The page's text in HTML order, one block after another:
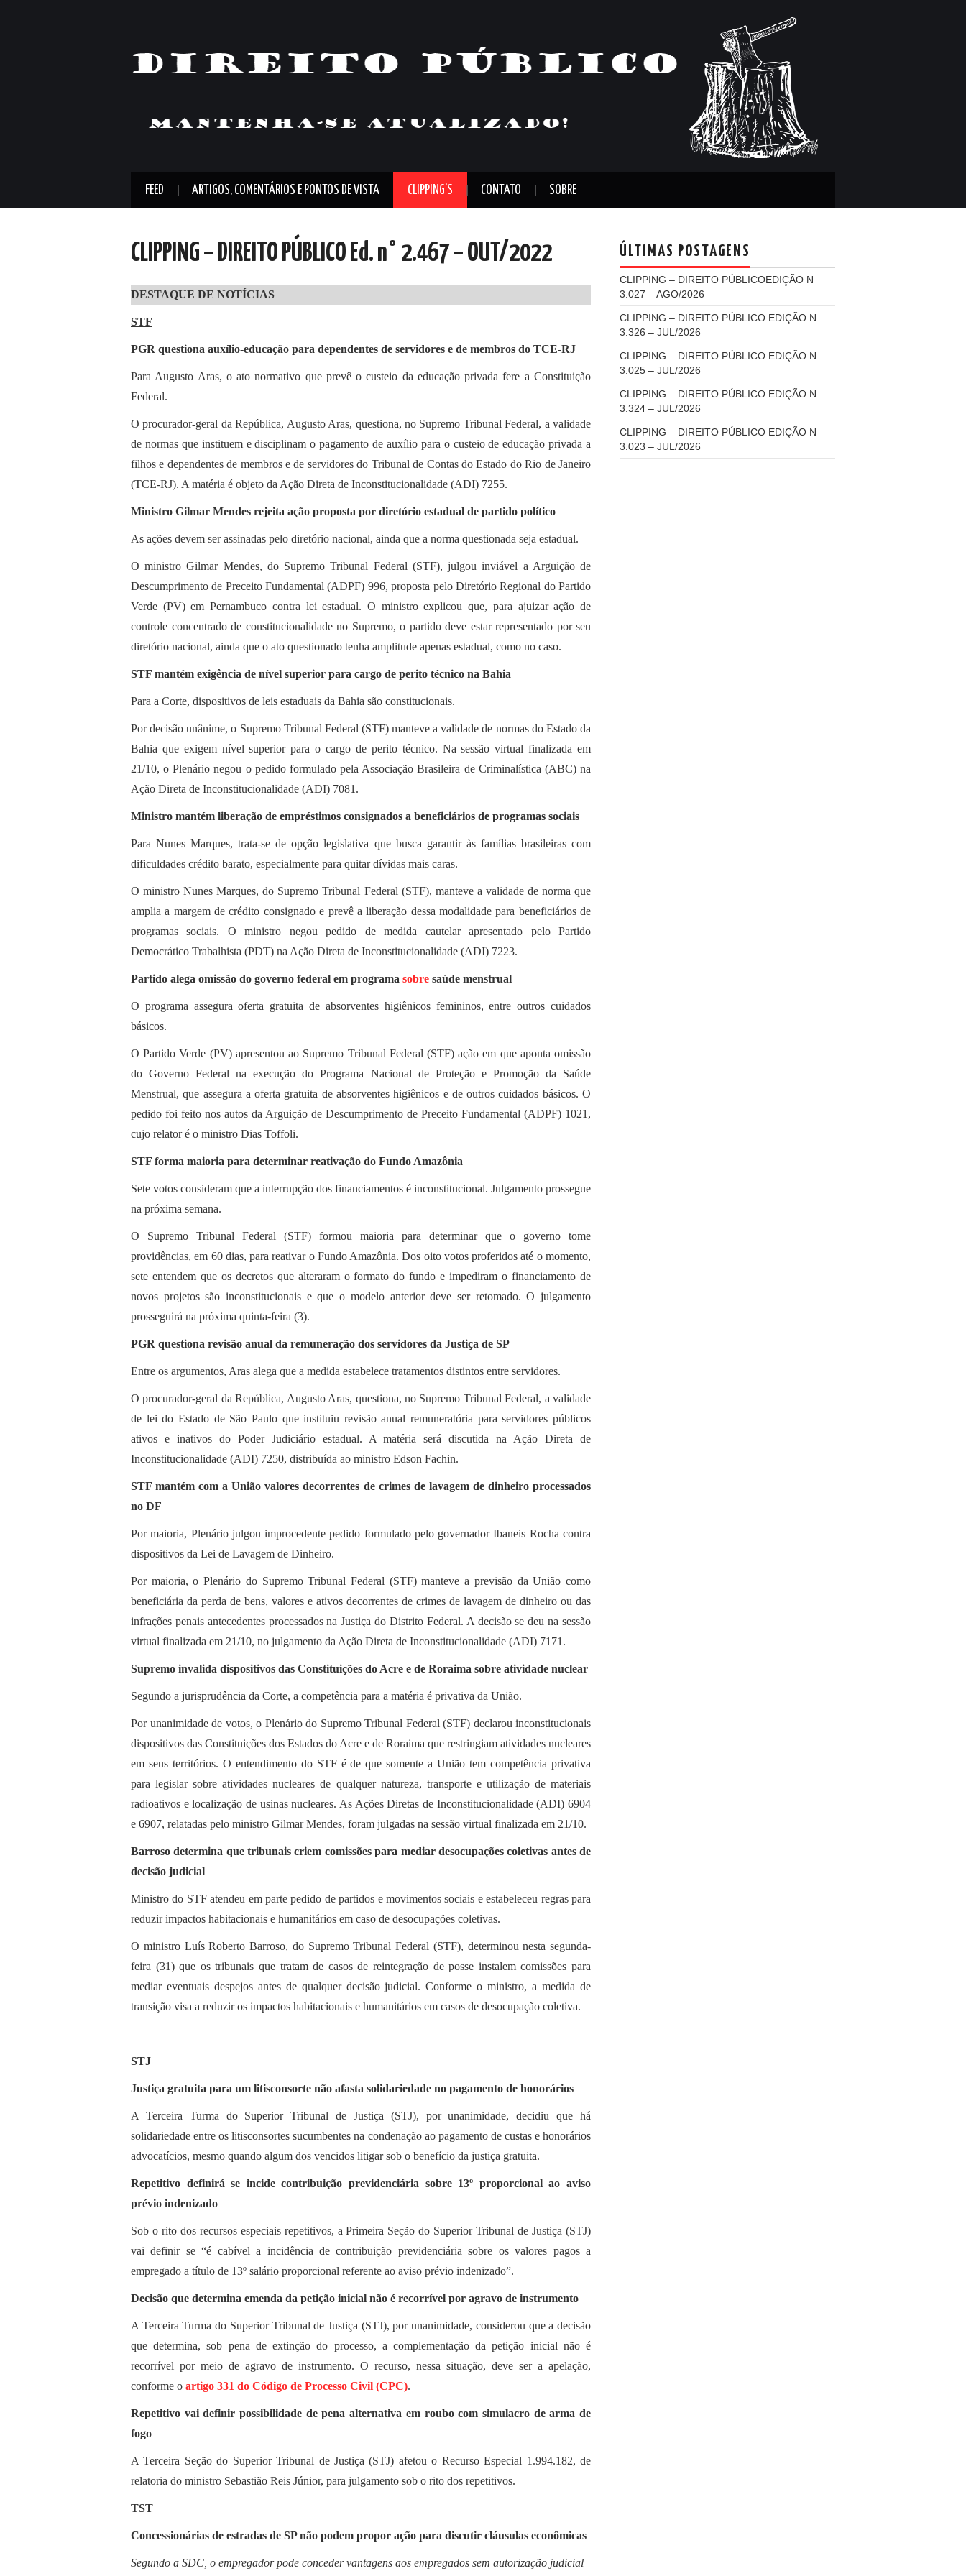
FEED ARTIGOS, COMENTÁRIOS E PONTOS DE VISTA CLIPPING’S CONTATO SOBRE
CLIPPING – DIREITO PÚBLICO Ed. n° 2.467 – OUT/2022
DESTAQUE DE NOTÍCIAS
STF
PGR questiona auxílio-educação para dependentes de servidores e de membros do TCE-RJ
Para Augusto Aras, o ato normativo que prevê o custeio da educação privada fere a Constituição
Federal.
O procurador-geral da República, Augusto Aras, questiona, no Supremo Tribunal Federal, a validade
de normas que instituem e disciplinam o pagamento de auxílio para o custeio de educação privada a
filhos e dependentes de membros e de servidores do Tribunal de Contas do Estado do Rio de Janeiro
(TCE-RJ). A matéria é objeto da Ação Direta de Inconstitucionalidade (ADI) 7255.
Ministro Gilmar Mendes rejeita ação proposta por diretório estadual de partido político
As ações devem ser assinadas pelo diretório nacional, ainda que a norma questionada seja estadual.
O ministro Gilmar Mendes, do Supremo Tribunal Federal (STF), julgou inviável a Arguição de
Descumprimento de Preceito Fundamental (ADPF) 996, proposta pelo Diretório Regional do Partido
Verde (PV) em Pernambuco contra lei estadual. O ministro explicou que, para ajuizar ação de
controle concentrado de constitucionalidade no Supremo, o partido deve estar representado por seu
diretório nacional, ainda que o ato questionado tenha amplitude apenas estadual, como no caso.
STF mantém exigência de nível superior para cargo de perito técnico na Bahia
Para a Corte, dispositivos de leis estaduais da Bahia são constitucionais.
Por decisão unânime, o Supremo Tribunal Federal (STF) manteve a validade de normas do Estado da
Bahia que exigem nível superior para o cargo de perito técnico. Na sessão virtual finalizada em
21/10, o Plenário negou o pedido formulado pela Associação Brasileira de Criminalística (ABC) na
Ação Direta de Inconstitucionalidade (ADI) 7081.
Ministro mantém liberação de empréstimos consignados a beneficiários de programas sociais
Para Nunes Marques, trata-se de opção legislativa que busca garantir às famílias brasileiras com
dificuldades crédito barato, especialmente para quitar dívidas mais caras.
O ministro Nunes Marques, do Supremo Tribunal Federal (STF), manteve a validade de norma que
amplia a margem de crédito consignado e prevê a liberação dessa modalidade para beneficiários de
programas sociais. O ministro negou pedido de medida cautelar apresentado pelo Partido
Democrático Trabalhista (PDT) na Ação Direta de Inconstitucionalidade (ADI) 7223.
Partido alega omissão do governo federal em programa sobre saúde menstrual
O programa assegura oferta gratuita de absorventes higiênicos femininos, entre outros cuidados
básicos.
O Partido Verde (PV) apresentou ao Supremo Tribunal Federal (STF) ação em que aponta omissão
do Governo Federal na execução do Programa Nacional de Proteção e Promoção da Saúde
Menstrual, que assegura a oferta gratuita de absorventes higiênicos e de outros cuidados básicos. O
pedido foi feito nos autos da Arguição de Descumprimento de Preceito Fundamental (ADPF) 1021,
cujo relator é o ministro Dias Toffoli.
STF forma maioria para determinar reativação do Fundo Amazônia
Sete votos consideram que a interrupção dos financiamentos é inconstitucional. Julgamento prossegue
na próxima semana.
O Supremo Tribunal Federal (STF) formou maioria para determinar que o governo tome
providências, em 60 dias, para reativar o Fundo Amazônia. Dos oito votos proferidos até o momento,
sete entendem que os decretos que alteraram o formato do fundo e impediram o financiamento de
novos projetos são inconstitucionais e que o modelo anterior deve ser retomado. O julgamento
prosseguirá na próxima quinta-feira (3).
PGR questiona revisão anual da remuneração dos servidores da Justiça de SP
Entre os argumentos, Aras alega que a medida estabelece tratamentos distintos entre servidores.
O procurador-geral da República, Augusto Aras, questiona, no Supremo Tribunal Federal, a validade
de lei do Estado de São Paulo que instituiu revisão anual remuneratória para servidores públicos
ativos e inativos do Poder Judiciário estadual. A matéria será discutida na Ação Direta de
Inconstitucionalidade (ADI) 7250, distribuída ao ministro Edson Fachin.
STF mantém com a União valores decorrentes de crimes de lavagem de dinheiro processados
no DF
Por maioria, Plenário julgou improcedente pedido formulado pelo governador Ibaneis Rocha contra
dispositivos da Lei de Lavagem de Dinheiro.
Por maioria, o Plenário do Supremo Tribunal Federal (STF) manteve a previsão da União como
beneficiária da perda de bens, valores e ativos decorrentes de crimes de lavagem de dinheiro ou das
infrações penais antecedentes processados na Justiça do Distrito Federal. A decisão se deu na sessão
virtual finalizada em 21/10, no julgamento da Ação Direta de Inconstitucionalidade (ADI) 7171.
Supremo invalida dispositivos das Constituições do Acre e de Roraima sobre atividade nuclear
Segundo a jurisprudência da Corte, a competência para a matéria é privativa da União.
Por unanimidade de votos, o Plenário do Supremo Tribunal Federal (STF) declarou inconstitucionais
dispositivos das Constituições dos Estados do Acre e de Roraima que restringiam atividades nucleares
em seus territórios. O entendimento do STF é de que somente a União tem competência privativa
para legislar sobre atividades nucleares de qualquer natureza, transporte e utilização de materiais
radioativos e localização de usinas nucleares. As Ações Diretas de Inconstitucionalidade (ADI) 6904
e 6907, relatadas pelo ministro Gilmar Mendes, foram julgadas na sessão virtual finalizada em 21/10.
Barroso determina que tribunais criem comissões para mediar desocupações coletivas antes de
decisão judicial
Ministro do STF atendeu em parte pedido de partidos e movimentos sociais e estabeleceu regras para
reduzir impactos habitacionais e humanitários em caso de desocupações coletivas.
O ministro Luís Roberto Barroso, do Supremo Tribunal Federal (STF), determinou nesta segunda-
feira (31) que os tribunais que tratam de casos de reintegração de posse instalem comissões para
mediar eventuais despejos antes de qualquer decisão judicial. Conforme o ministro, a medida de
transição visa a reduzir os impactos habitacionais e humanitários em casos de desocupação coletiva.
STJ
Justiça gratuita para um litisconsorte não afasta solidariedade no pagamento de honorários
A Terceira Turma do Superior Tribunal de Justiça (STJ), por unanimidade, decidiu que há
solidariedade entre os litisconsortes sucumbentes na condenação ao pagamento de custas e honorários
advocatícios, mesmo quando algum dos vencidos litigar sob o benefício da justiça gratuita.
Repetitivo definirá se incide contribuição previdenciária sobre 13º proporcional ao aviso
prévio indenizado
Sob o rito dos recursos especiais repetitivos, a Primeira Seção do Superior Tribunal de Justiça (STJ)
vai definir se “é cabível a incidência de contribuição previdenciária sobre os valores pagos a
empregado a título de 13º salário proporcional referente ao aviso prévio indenizado”.
Decisão que determina emenda da petição inicial não é recorrível por agravo de instrumento
A Terceira Turma do Superior Tribunal de Justiça (STJ), por unanimidade, considerou que a decisão
que determina, sob pena de extinção do processo, a complementação da petição inicial não é
recorrível por meio de agravo de instrumento. O recurso, nessa situação, deve ser a apelação,
conforme o artigo 331 do Código de Processo Civil (CPC).
Repetitivo vai definir possibilidade de pena alternativa em roubo com simulacro de arma de
fogo
A Terceira Seção do Superior Tribunal de Justiça (STJ) afetou o Recurso Especial 1.994.182, de
relatoria do ministro Sebastião Reis Júnior, para julgamento sob o rito dos repetitivos.
TST
Concessionárias de estradas de SP não podem propor ação para discutir cláusulas econômicas
Segundo a SDC, o empregador pode conceder vantagens aos empregados sem autorização judicial
ÚLTIMAS POSTAGENS
CLIPPING – DIREITO PÚBLICOEDIÇÃO N
3.027 – AGO/2026
CLIPPING – DIREITO PÚBLICO EDIÇÃO N
3.326 – JUL/2026
CLIPPING – DIREITO PÚBLICO EDIÇÃO N
3.025 – JUL/2026
CLIPPING – DIREITO PÚBLICO EDIÇÃO N
3.324 – JUL/2026
CLIPPING – DIREITO PÚBLICO EDIÇÃO N
3.023 – JUL/2026